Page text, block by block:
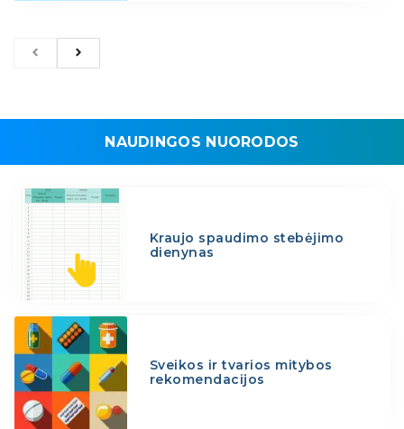
NAUDINGOS NUORODOS
Kraujo spaudimo stebėjimo
dienynas
Sveikos ir tvarios mitybos
rekomendacijos